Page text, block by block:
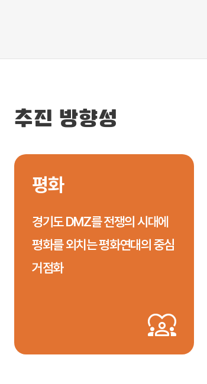
추진 방향성
평화
경기도 DMZ를 전쟁의 시대에
평화를 외치는 평화연대의 중심
거점화